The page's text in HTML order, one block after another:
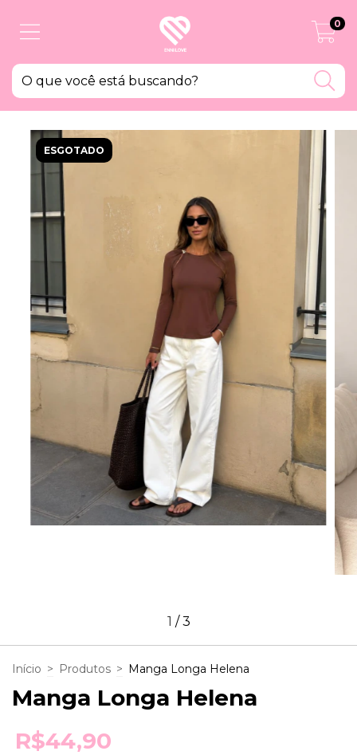
0
ESGOTADO
1 /3
Início > Produtos > Manga Longa Helena
Manga Longa Helena
R$44,90